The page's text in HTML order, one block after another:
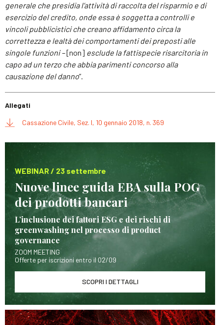
generale che presidia l’attività di raccolta del risparmio e di
esercizio del credito, onde essa è soggetta a controlli e
vincoli pubblicistici che creano affidamento circa la
correttezza e lealtà dei comportamenti dei preposti alle
singole funzioni –[non] esclude la fattispecie risarcitoria in
capo ad un terzo che abbia parimenti concorso alla
causazione del danno”.
Allegati
Cassazione Civile, Sez. I, 10 gennaio 2018, n. 369
WEBINAR / 23 settembre
Nuove linee guida EBA sulla POG
dei prodotti bancari
L’inclusione dei fattori ESG e dei rischi di
greenwashing nel processo di product
governance
ZOOM MEETING
Offerte per iscrizioni entro il 02/09
SCOPRI I DETTAGLI